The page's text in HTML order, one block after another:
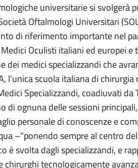
universitarie si svolgerà
Oftalmologi Universitari
di riferimento importante nel
Oculisti italiani ed europei
medici specializzandi che
l’unica scuola italiana di
Specializzandi, coadiuvati
di ognuna delle sessioni
personale di conoscenze e
–“ponendo sempre al centro
è svolta dagli specializzandi, e
tecnologicamente